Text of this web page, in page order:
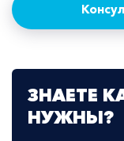
ЗНАЕТЕ
НУЖНЫ?